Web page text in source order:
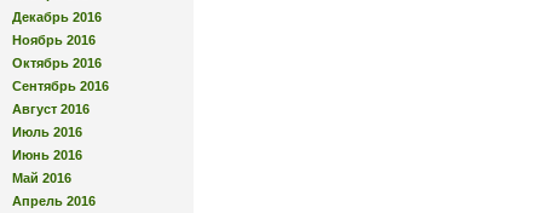
Декабрь 2016
Ноябрь 2016
Октябрь 2016
Сентябрь 2016
Август 2016
Июль 2016
Июнь 2016
Май 2016
Апрель 2016